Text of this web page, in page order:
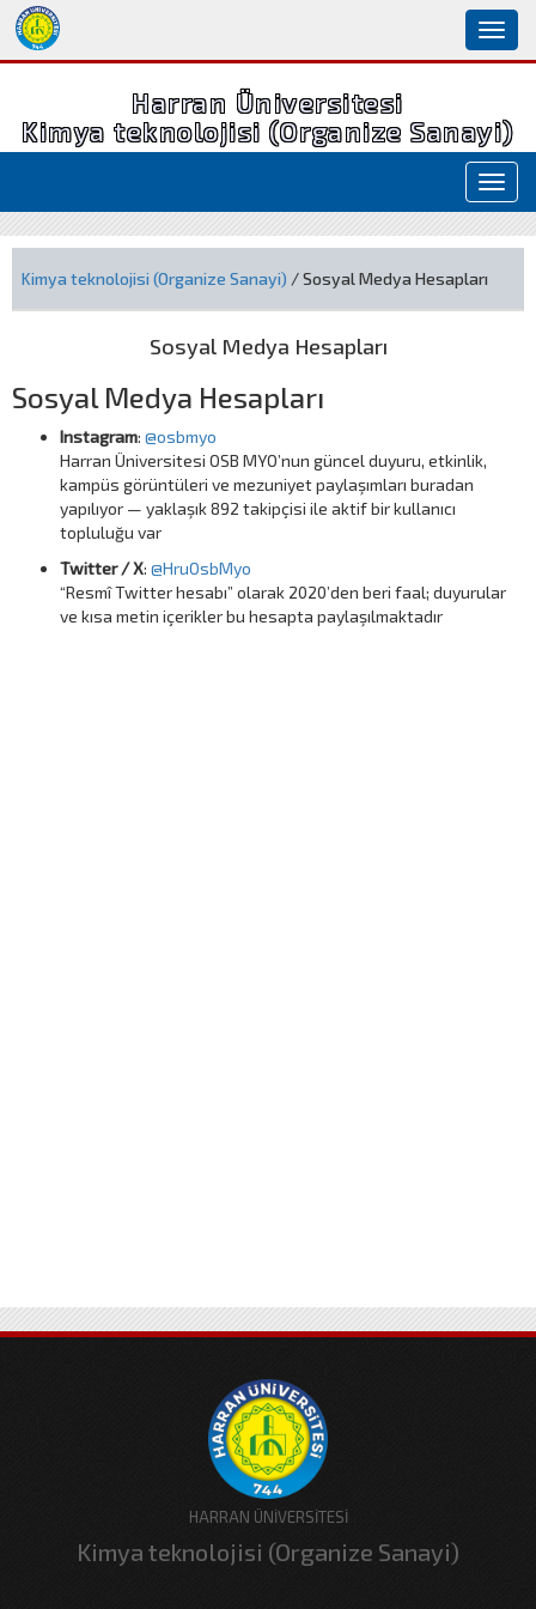
Harran Üniversitesi
Kimya teknolojisi (Organize Sanayi)
Kimya teknolojisi (Organize Sanayi) / Sosyal Medya Hesapları
Sosyal Medya Hesapları
Sosyal Medya Hesapları
Instagram: @osbmyo
Harran Üniversitesi OSB MYO’nun güncel duyuru, etkinlik,
kampüs görüntüleri ve mezuniyet paylaşımları buradan
yapılıyor — yaklaşık 892 takipçisi ile aktif bir kullanıcı
topluluğu var
Twitter / X: @HruOsbMyo
“Resmî Twitter hesabı” olarak 2020’den beri faal; duyurular
ve kısa metin içerikler bu hesapta paylaşılmaktadır
HARRAN ÜNİVERSİTESİ
Kimya teknolojisi (Organize Sanayi)